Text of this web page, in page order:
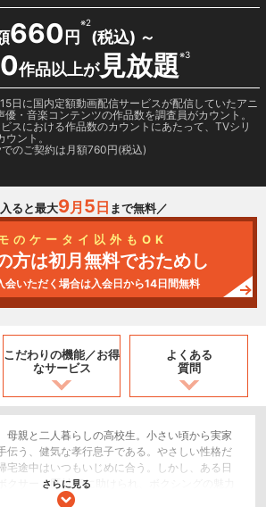
660 円
※2
(税込) ～
作品以上が見放題※3
日に国内定額動画配信サービスが配信していたアニ
・音楽コンテンツの作品数を調査員がカウント。
スにおける作品数のカウントにあたって、TVシリ
ント。
でのご契約は月額760円(税込)
ると最大9月 5 日 まで無料／
のケータイ以外もOK
方は初月無料でおためし
会いただく場合は入会日から14日間無料
こだわりの機能／お得
なサービス
よくある
質問
母親と二人暮らしの高校生。小さい頃から実家
伝う、健気な孝行息子である。やさしい性格だ
宅途中はいつもいじめに合う。しかし、ある日
クサー・鷹村 守に助けられ、ボクシングの魅力
日ごろ、｢もっと強くなりたい｣と願っていた一
さらに見る